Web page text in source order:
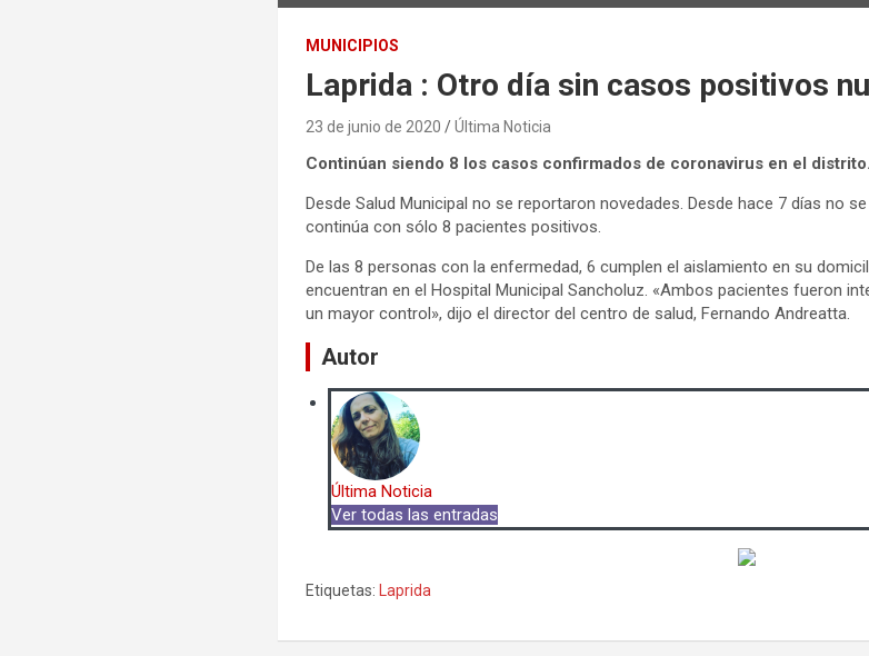
MUNICIPIOS
Laprida : Otro día sin casos positivos
23 de junio de 2020 Última Noticia
Continúan siendo 8 los casos confirmados de coronavirus en el distrito.
Desde Salud Municipal no se reportaron novedades. Desde hace 7 días no
continúa con sólo 8 pacientes positivos.
De las 8 personas con la enfermedad, 6 cumplen el aislamiento en su
encuentran en el Hospital Municipal Sancholuz. «Ambos pacientes fueron
un mayor control», dijo el director del centro de salud, Fernando Andreatta.
Autor
Última Noticia
Ver todas las entradas
Etiquetas: Laprida